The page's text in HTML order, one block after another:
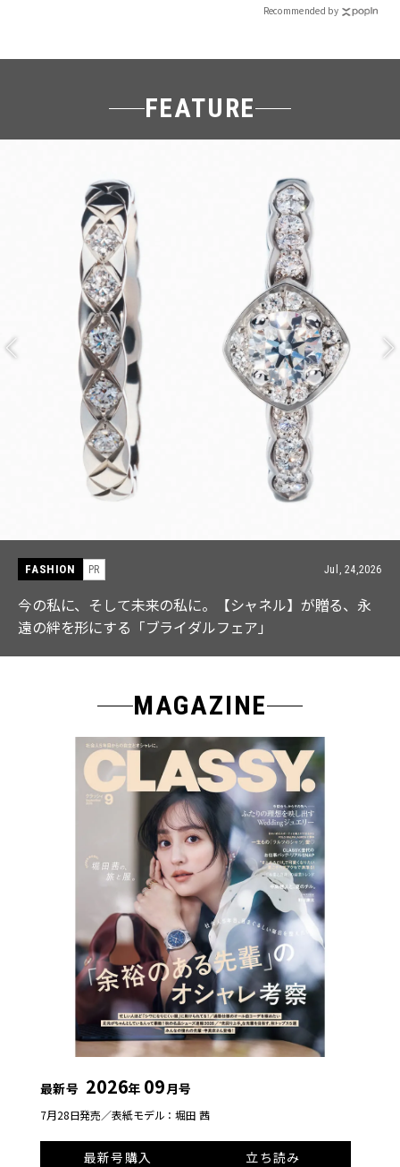
Recommended by
FEATURE
PR Jul, 24,2026
私に、そして未来の私に。【シャネル】が贈る、永
絆を形にする「ブライダルフェア」
MAGAZINE
最新号 2026年 09月号
7月28日発売／表紙モデル：堀田 茜
最新号購入
立ち読み